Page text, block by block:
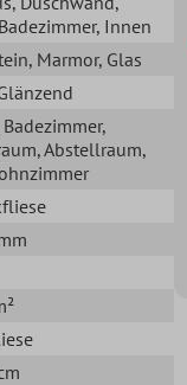
, Innen
, Marmor, Glas
Badezimmer,
, Abstellraum,